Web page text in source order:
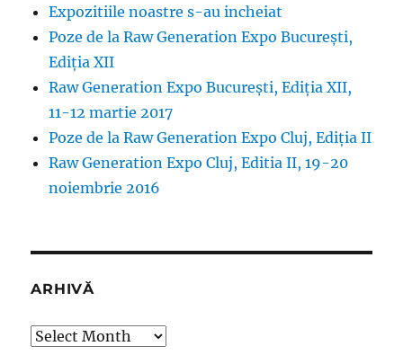
Expozitiile noastre s-au incheiat
Poze de la Raw Generation Expo București,
Ediția XII
Raw Generation Expo București, Ediția XII,
11-12 martie 2017
Poze de la Raw Generation Expo Cluj, Ediția II
Raw Generation Expo Cluj, Editia II, 19-20
noiembrie 2016
ARHIVĂ
Arhivă